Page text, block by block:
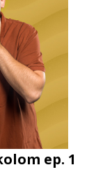
ep. 1